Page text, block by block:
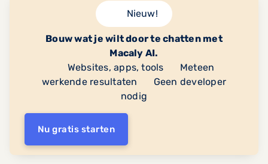
Nieuw!
Bouw wat je wilt door te chatten met
Macaly AI.
Websites, apps, tools
Meteen
werkende resultaten
Geen developer
nodig
Nu gratis starten